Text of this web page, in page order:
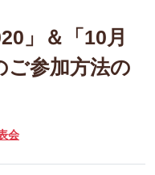
」＆「10月
ご参加方法の
会